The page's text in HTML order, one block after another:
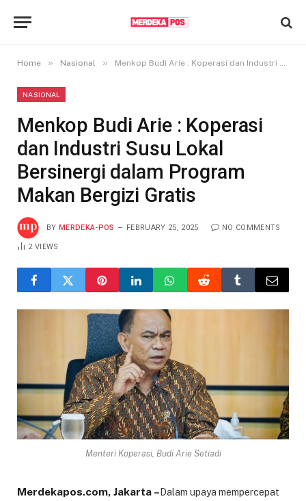
Home » Nasional » Menkop Budi Arie : Koperasi dan Industri Susu Lokal Bersinergi dalam Program Makan Bergizi Gratis
NASIONAL
Menkop Budi Arie : Koperasi
dan Industri Susu Lokal
Bersinergi dalam Program
Makan Bergizi Gratis
BY MERDEKA-POS FEBRUARY 25, 2025 NO COMMENTS
2VIEWS
Menteri Koperasi, Budi Arie Setiadi
Merdekapos.com, Jakarta – Dalam upaya mempercepat